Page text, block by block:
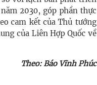
2030, góp phần thực
cam kết của Thủ tướng
của Liên Hợp Quốc về
Theo: Báo Vĩnh Phúc